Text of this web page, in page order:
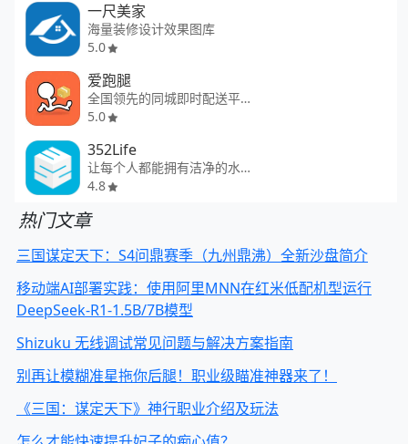
一尺美家
海量装修设计效果图库
5.0
爱跑腿
全国领先的同城即时配送平台
5.0
352Life
让每个人都能拥有洁净的水和空气
4.8
热门文章
三国谋定天下：S4问鼎赛季（九州鼎沸）全新沙盘简介
移动端AI部署实践：使用阿里MNN在红米低配机型运行
DeepSeek-R1-1.5B/7B模型
Shizuku 无线调试常见问题与解决方案指南
别再让模糊准星拖你后腿！职业级瞄准神器来了！
《三国：谋定天下》神行职业介绍及玩法